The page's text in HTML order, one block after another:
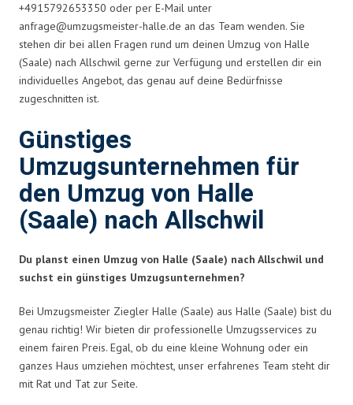
+4915792653350 oder per E-Mail unter
anfrage@umzugsmeister-halle.de an das Team wenden. Sie
stehen dir bei allen Fragen rund um deinen Umzug von Halle
(Saale) nach Allschwil gerne zur Verfügung und erstellen dir ein
individuelles Angebot, das genau auf deine Bedürfnisse
zugeschnitten ist.
Günstiges
Umzugsunternehmen für
den Umzug von Halle
(Saale) nach Allschwil
Du planst einen Umzug von Halle (Saale) nach Allschwil und
suchst ein günstiges Umzugsunternehmen?
Bei Umzugsmeister Ziegler Halle (Saale) aus Halle (Saale) bist du
genau richtig! Wir bieten dir professionelle Umzugsservices zu
einem fairen Preis. Egal, ob du eine kleine Wohnung oder ein
ganzes Haus umziehen möchtest, unser erfahrenes Team steht dir
mit Rat und Tat zur Seite.